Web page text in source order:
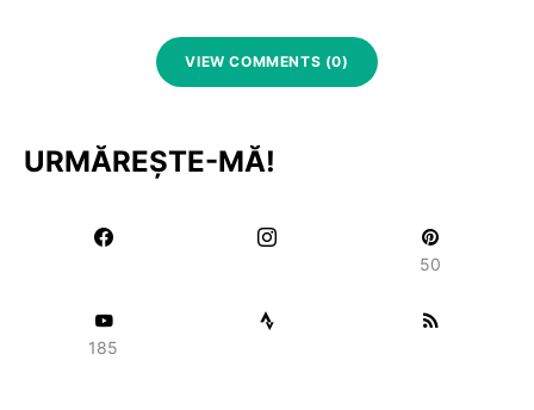
VIEW COMMENTS (0)
URMĂREȘTE-MĂ!
50
185